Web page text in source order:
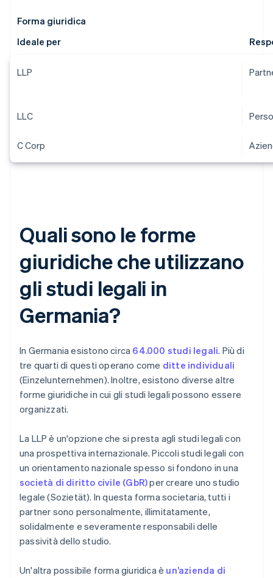
Forma giuridica
Ideale per
LLP
LLC
C Corp
Quali sono le forme
giuridiche che utilizzano
gli studi legali in
Germania?
In Germania esistono circa 64.000 studi legali. Più di
tre quarti di questi operano come ditte individuali
(Einzelunternehmen). Inoltre, esistono diverse altre
forme giuridiche in cui gli studi legali possono essere
organizzati.
La LLP è un'opzione che si presta agli studi legali con
una prospettiva internazionale. Piccoli studi legali con
un orientamento nazionale spesso si fondono in una
società di diritto civile (GbR)per creare uno studio
legale (Sozietät). In questa forma societaria, tutti i
partner sono personalmente, illimitatamente,
solidalmente e severamente responsabili delle
passività dello studio.
Un'altra possibile forma giuridica è un’azienda di